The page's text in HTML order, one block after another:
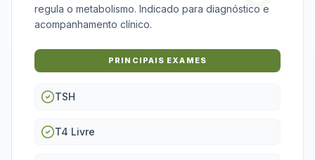
regula o metabolismo. Indicado para diagnóstico e
acompanhamento clínico.
PRINCIPAIS EXAMES
TSH
T4 Livre